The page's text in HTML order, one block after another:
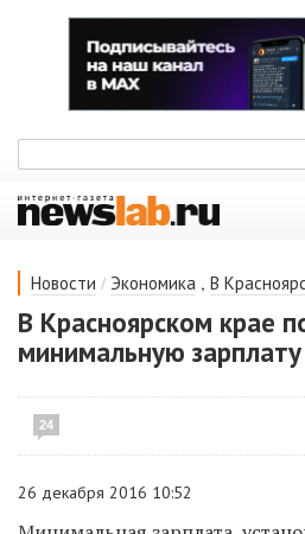
Новости / Экономика , В
В Красноярском крае
минимальную зарплату
24
26 декабря 2016 10:52